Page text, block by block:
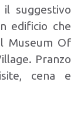
suggestivo
edificio che
Museum Of
Pranzo
cena e